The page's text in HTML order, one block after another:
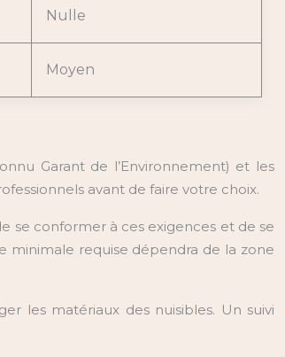
Nulle
Moyen
Garant de l’Environnement) et les
avant de faire votre choix.
se conformer à ces exigences et de se
minimale requise dépendra de la zone
les matériaux des nuisibles. Un suivi